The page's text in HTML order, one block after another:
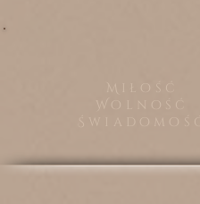
Miłość
Wolność
Świadomość